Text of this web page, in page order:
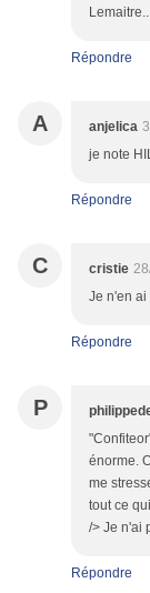
Répondre
A anjelica
je note
Répondre
C cristie
Je n'en ai
Répondre
P
énorme.
me
tout ce
/> Je n'ai
Répondre